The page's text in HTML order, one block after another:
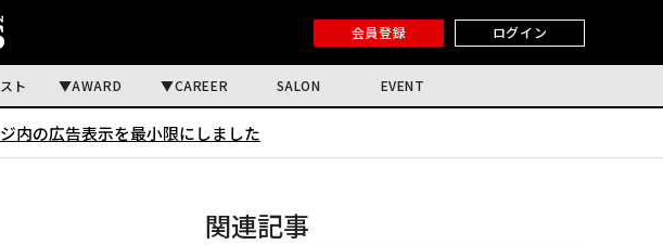
会員登録 ログイン
ト AWARD CAREER SALON EVENT
内の広告表示を最小限にしました
関連記事